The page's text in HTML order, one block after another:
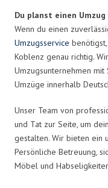
Du planst einen
Wenn du einen
Umzugsservice
Koblenz genau richtig.
Umzugsunternehmen
Umzüge innerhalb
Unser Team von
und Tat zur Seite, um
gestalten. Wir bieten ein
Persönliche Betreuung,
Möbel und